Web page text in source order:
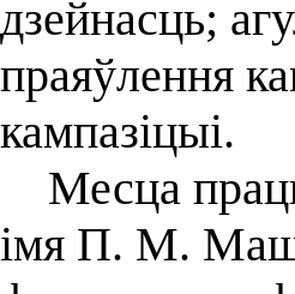
дзейнасць;
праяўлення
кампазіцыі.
Месца
імя П. М.